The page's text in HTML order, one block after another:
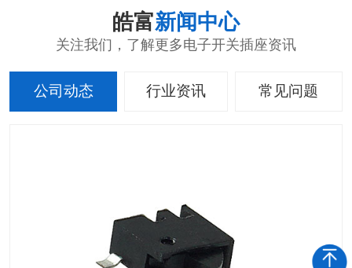
皓富新闻中心
关注我们，了解更多电子开关插座资讯
公司动态 行业资讯 常见问题